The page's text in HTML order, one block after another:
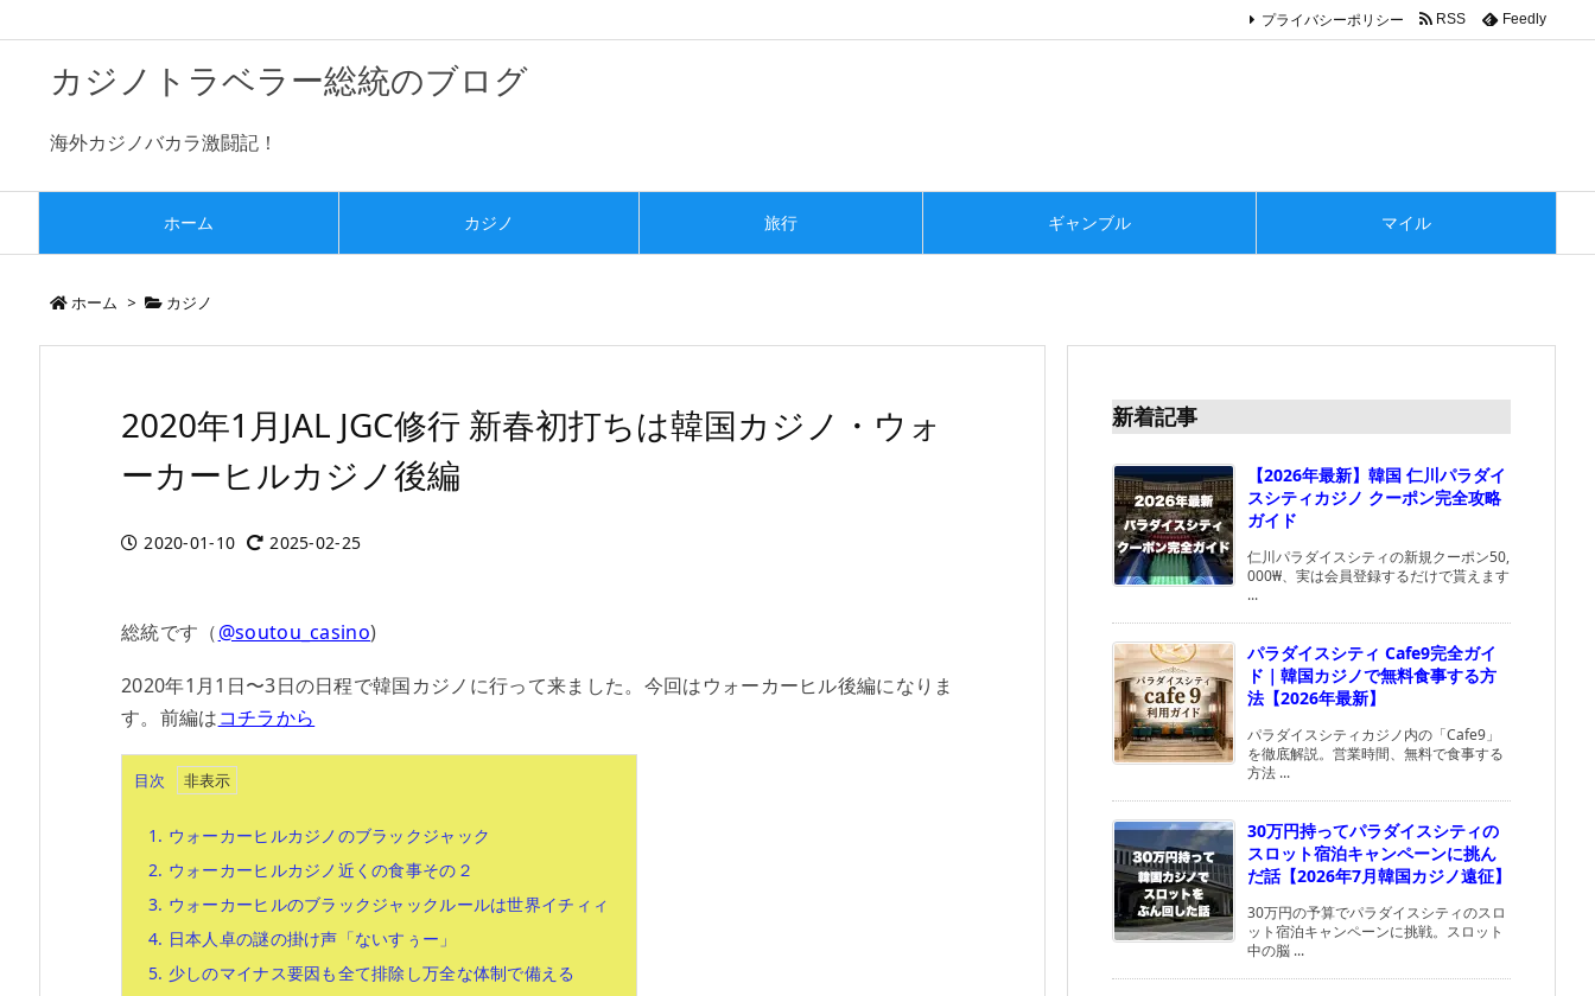
カジノトラベラー総統のブログ
海外カジノバカラ激闘記！
ホーム カジノ 旅行 ギャンブル マイル
プライバシーポリシー RSS Feedly
ホーム > カジノ
2020年1月JAL JGC修行 新春初打ちは韓国カジノ・ウォ
ーカーヒルカジノ後編
2020-01-10 2025-02-25
総統です（@soutou_casino)
2020年1月1日〜3日の日程で韓国カジノに行って来ました。今回はウォーカーヒル後編になりま
す。前編はコチラから
目次
1. ウォーカーヒルカジノのブラックジャック
2. ウォーカーヒルカジノ近くの食事その２
3. ウォーカーヒルのブラックジャックルールは世界イチィィ
4. 日本人卓の謎の掛け声「ないすぅー」
5. 少しのマイナス要因も全て排除し万全な体制で備える
新着記事
【2026年最新】韓国 仁川パラダイ
スシティカジノ クーポン完全攻略
ガイド
仁川パラダイスシティの新規クーポン50,
000₩、実は会員登録するだけで貰えます
...
パラダイスシティ Cafe9完全ガイ
ド｜韓国カジノで無料食事する方
法【2026年最新】
パラダイスシティカジノ内の「Cafe9」
を徹底解説。営業時間、無料で食事する
方法 ...
30万円持ってパラダイスシティの
スロット宿泊キャンペーンに挑ん
だ話【2026年7月韓国カジノ遠征】
30万円の予算でパラダイスシティのスロ
ット宿泊キャンペーンに挑戦。スロット
中の脳 ...